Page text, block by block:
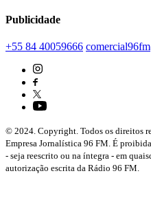
Publicidade
+55 84 40059666
© 2024. Copyright. Todos os direitos
Empresa Jornalística 96 FM. É
- seja reescrito ou na íntegra - em
autorização escrita da Rádio 96 FM.